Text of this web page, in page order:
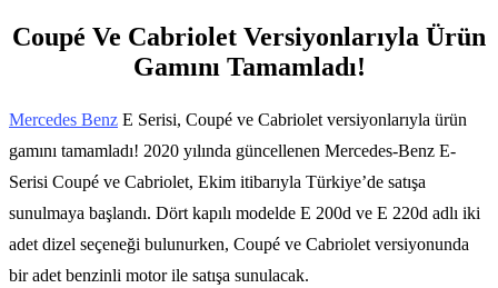
Coupé Ve Cabriolet Versiyonlarıyla Ürün
Gamını Tamamladı!
Mercedes Benz E Serisi, Coupé ve Cabriolet versiyonlarıyla ürün
gamını tamamladı! 2020 yılında güncellenen Mercedes-Benz E-
Serisi Coupé ve Cabriolet, Ekim itibarıyla Türkiye’de satışa
sunulmaya başlandı. Dört kapılı modelde E 200d ve E 220d adlı iki
adet dizel seçeneği bulunurken, Coupé ve Cabriolet versiyonunda
bir adet benzinli motor ile satışa sunulacak.